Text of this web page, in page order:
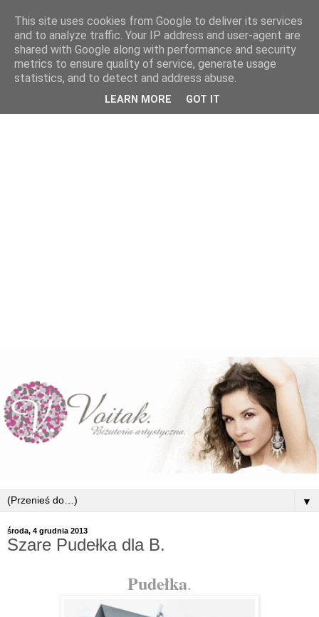
▼
środa, 4 grudnia 2013
Szare Pudełka dla B.
Pudełka.
This site uses cookies from Google to deliver its services
and to analyze traffic. Your IP address and user-agent are
shared with Google along with performance and security
metrics to ensure quality of service, generate usage
statistics, and to detect and address abuse.
LEARN MORE GOT IT